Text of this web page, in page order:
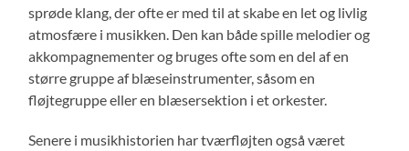
sprøde klang, der ofte er med til at skabe en let og livlig
atmosfære i musikken. Den kan både spille melodier og
akkompagnementer og bruges ofte som en del af en
større gruppe af blæseinstrumenter, såsom en
fløjtegruppe eller en blæsersektion i et orkester.
Senere i musikhistorien har tværfløjten også været